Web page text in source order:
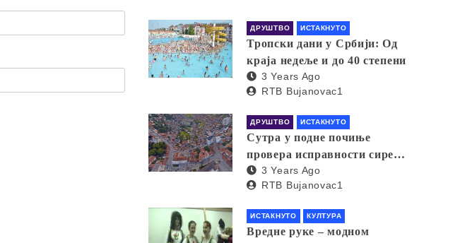
ДРУШТВО ИСТАКНУТО
Тропски дани у Србији: Од
краја недеље и до 40 степени
3 Years Ago
RTB Bujanovac1
ДРУШТВО ИСТАКНУТО
Сутра у подне почиње
провера исправности сирена
за узбуњивање
3 Years Ago
RTB Bujanovac1
ИСТАКНУТО КУЛТУРА
Вредне руке – модном